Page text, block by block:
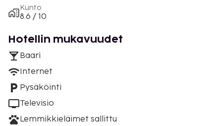
Kunto
8.6 / 10
Hotellin mukavuudet
Baari
Internet
Pysäköinti
Televisio
Lemmikkieläimet sallittu